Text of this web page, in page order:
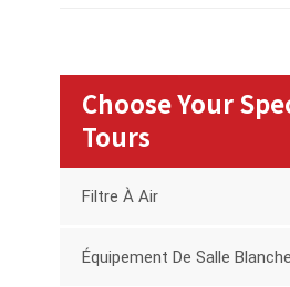
Choose Your
Tours
Filtre À Air
Équipement De Salle Blanche